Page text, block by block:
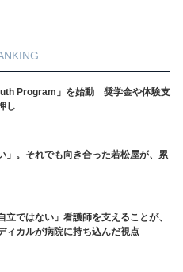
Program」を始動 奨学金や体験支
し
」。それでも向き合った若松屋が、累
立ではない」看護師を支えることが、
ィカルが病院に持ち込んだ視点